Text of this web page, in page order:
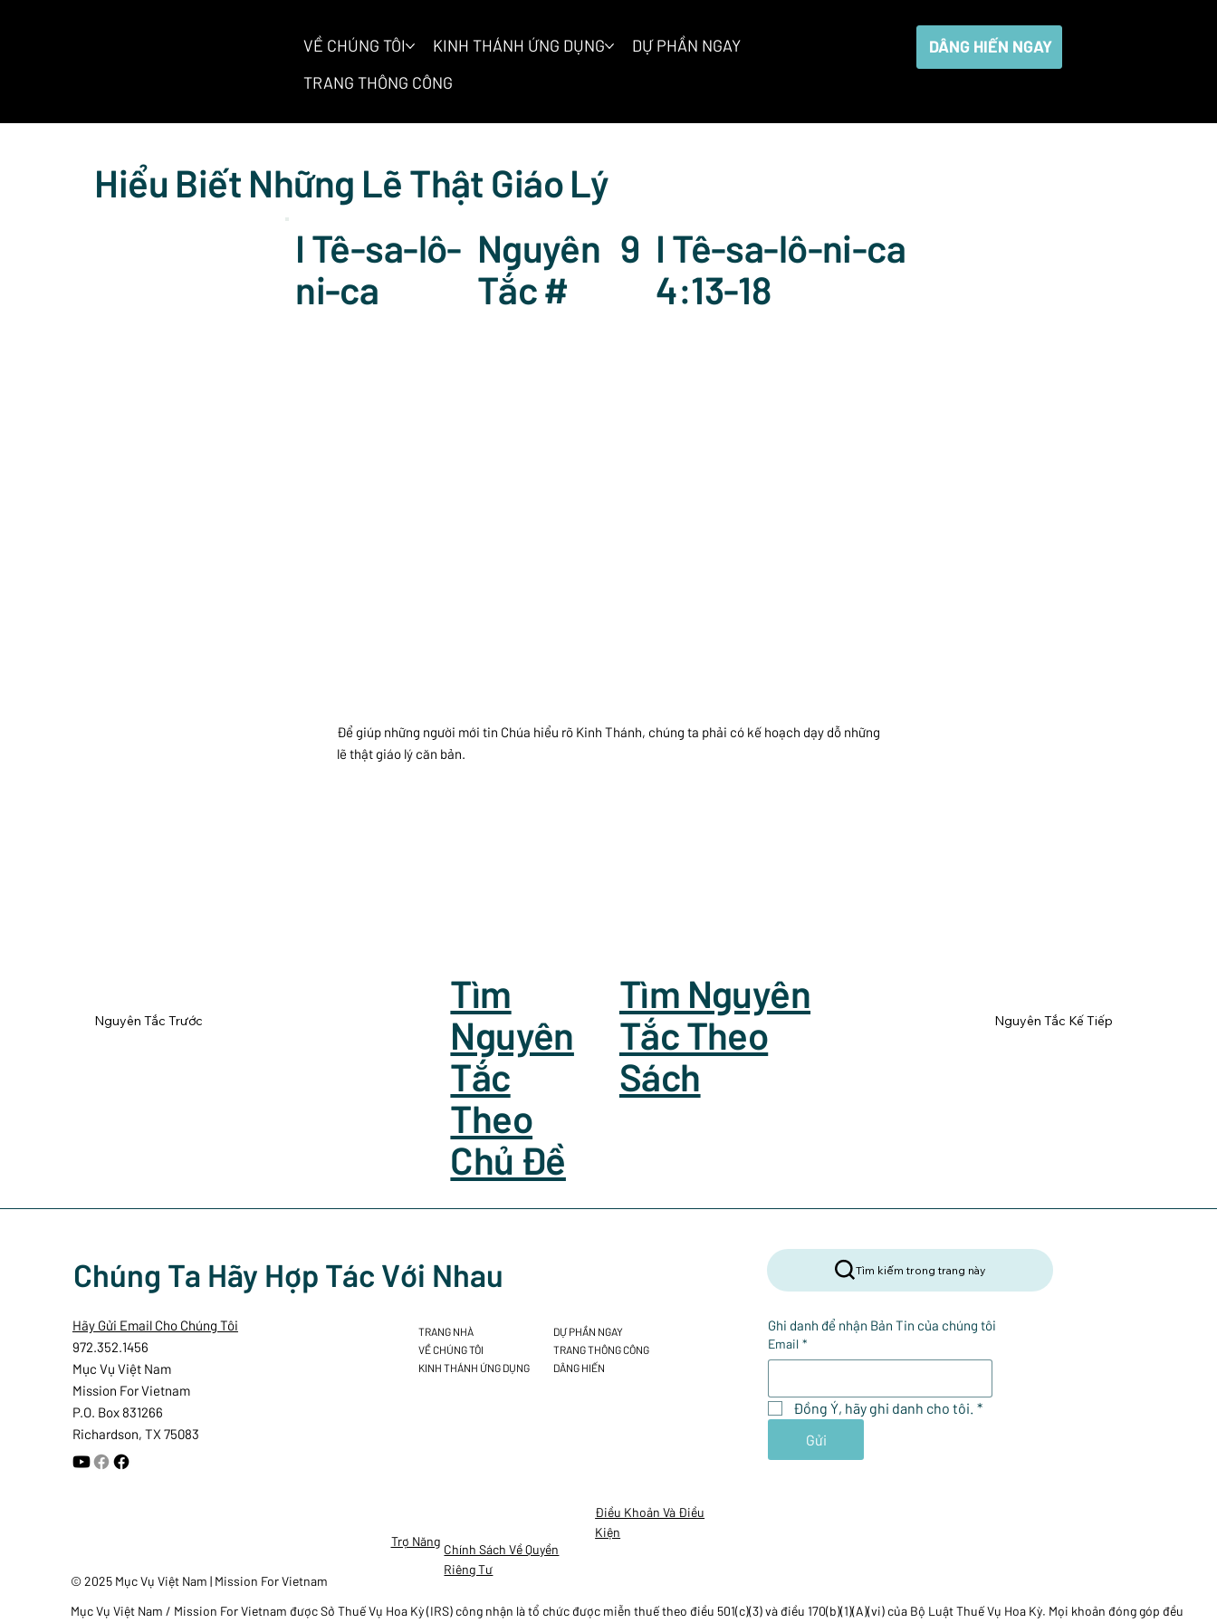
VỀ CHÚNG TÔI KINH THÁNH ỨNG DỤNG
DỰ PHẦN NGAY
TRANG THÔNG CÔNG
DÂNG HIẾN NGAY
Nguyên Tắc Trước
Tìm
Nguyên
Tắc
Theo
Chủ Đề
Tìm Nguyên
Tắc Theo
Sách
Nguyên Tắc Kế Tiếp
Hiểu Biết Những Lẽ Thật Giáo Lý
I Tê-sa-lô-
ni-ca
Nguyên
Tắc #
9 I Tê-sa-lô-ni-ca
4:13-18
Để giúp những người mới tin Chúa hiểu rõ Kinh Thánh, chúng ta phải có kế hoạch dạy dỗ những
lẽ thật giáo lý căn bản.
Chúng Ta Hãy Hợp Tác Với Nhau
Điều Khoản Và Điều
Kiện
Trợ Năng
Chính Sách Về Quyền
Riêng Tư
© 2025 Mục Vụ Việt Nam | Mission For Vietnam
Mục Vụ Việt Nam / Mission For Vietnam được Sở Thuế Vụ Hoa Kỳ (IRS) công nhận là tổ chức được miễn thuế theo điều 501(c)(3) và điều 170(b)(1)(A)(vi) của Bộ Luật Thuế Vụ Hoa Kỳ. Mọi khoản đóng góp đều
Tìm kiếm trong trang này
Ghi danh để nhận Bản Tin của chúng tôi
Email *
Đồng Ý, hãy ghi danh cho tôi. *
Gửi
Hãy Gửi Email Cho Chúng Tôi
972.352.1456
Mục Vụ Việt Nam
Mission For Vietnam
P.O. Box 831266
Richardson, TX 75083
TRANG NHÀ
VỀ CHÚNG TÔI
KINH THÁNH ỨNG DỤNG
DỰ PHẦN NGAY
TRANG THÔNG CÔNG
DÂNG HIẾN